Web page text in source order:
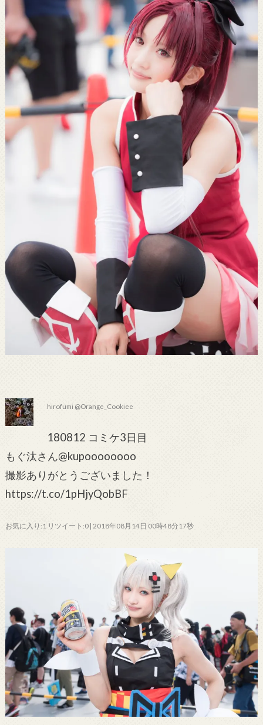
hirofumi @Orange_Cookiee
180812 コミケ3日目
もぐ汰さん@kupoooooooo
撮影ありがとうございました！
https://t.co/1pHjyQobBF
お気に入り:1 リツイート:0 | 2018年08月14日 00時48分17秒